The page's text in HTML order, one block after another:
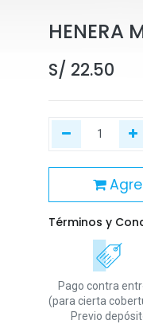
HENERA
S/ 22.50
Términos y
Pago contra
(para cierta
Previo